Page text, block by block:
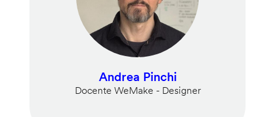
Andrea Pinchi
Docente WeMake - Designer